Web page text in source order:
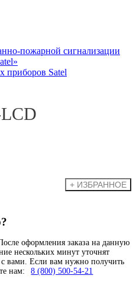
пожарной сигнализации
приборов Satel
оформления заказа на данную
нескольких минут уточнят
с вами. Если вам нужно получить
нам:
8 (800) 500-54-21